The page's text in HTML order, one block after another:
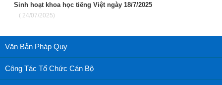
Sinh hoạt khoa học tiếng Việt ngày 18/7/2025
( 24/07/2025)
Văn Bản Pháp Quy
Công Tác Tổ Chức Cán Bộ